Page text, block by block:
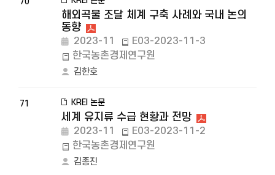
해외곡물 조달 체계 구축 사례와 국내 논의
동향
2023-11
E03-2023-11-3
한국농촌경제연구원
김한호
71 KREI 논문
세계 유지류 수급 현황과 전망
2023-11
E03-2023-11-2
한국농촌경제연구원
김종진